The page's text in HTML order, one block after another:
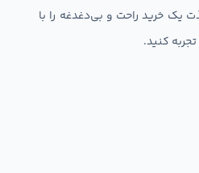
یک خرید راحت و بی‌دغدغه را با
کنید.